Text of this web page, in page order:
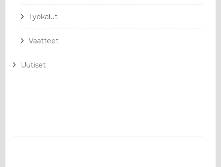
Työkalut
Vaatteet
Uutiset